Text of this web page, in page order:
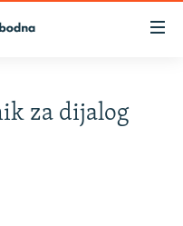
za dijalog